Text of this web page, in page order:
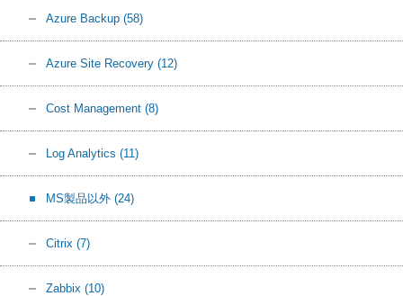
Azure Backup (58)
Azure Site Recovery (12)
Cost Management (8)
Log Analytics (11)
MS製品以外 (24)
Citrix (7)
Zabbix (10)